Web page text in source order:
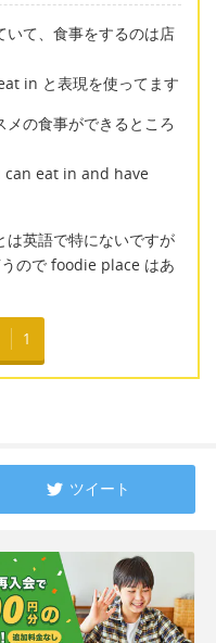
いて、食事をするのは店
in と表現を使ってます
メの食事ができるところ
eat in and have
は英語で特にないですが
ので foodie place はあ
1
ツイート